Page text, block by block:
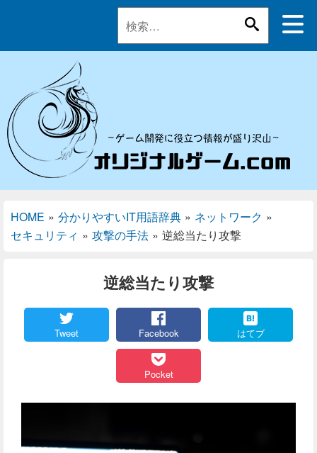
HOME » 分かりやすいIT用語辞典 » ネットワーク »
セキュリティ » 攻撃の手法 » 逆総当たり攻撃
逆総当たり攻撃
Tweet Facebook はてブ
Pocket